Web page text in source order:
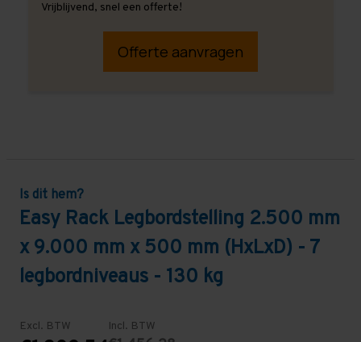
Vrijblijvend, snel een offerte!
Offerte aanvragen
Is dit hem?
Easy Rack Legbordstelling 2.500 mm
x 9.000 mm x 500 mm (HxLxD) - 7
legbordniveaus - 130 kg
Excl. BTW Incl. BTW